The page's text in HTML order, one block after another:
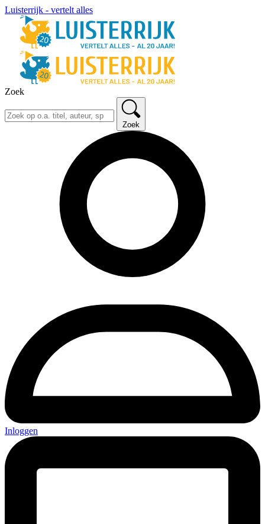
Luisterrijk - vertelt alles
Zoek
Zoek
Inloggen